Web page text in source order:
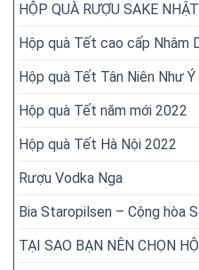
HỘP QUÀ RƯỢU SAKE
Hộp quà Tết cao cấp Nhâm
Hộp quà Tết Tân Niên Như
Hộp quà Tết năm mới 2022
Hộp quà Tết Hà Nội 2022
Rượu Vodka Nga
Bia Staropilsen – Cộng hòa
TẠI SAO BẠN NÊN CHỌN